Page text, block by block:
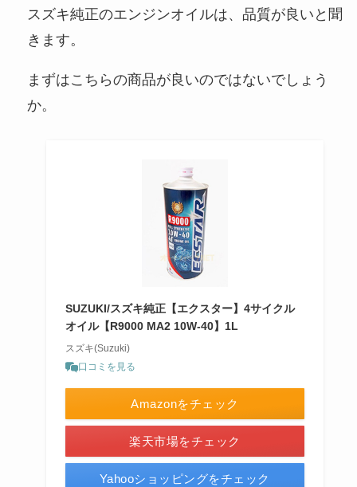
スズキ純正のエンジンオイルは、品質が良いと聞
きます。
まずはこちらの商品が良いのではないでしょう
か。
SUZUKI/スズキ純正【エクスター】4サイクル
オイル【R9000 MA2 10W-40】1L
スズキ(Suzuki)
口コミを見る
Amazonをチェック
楽天市場をチェック
Yahooショッピングをチェック